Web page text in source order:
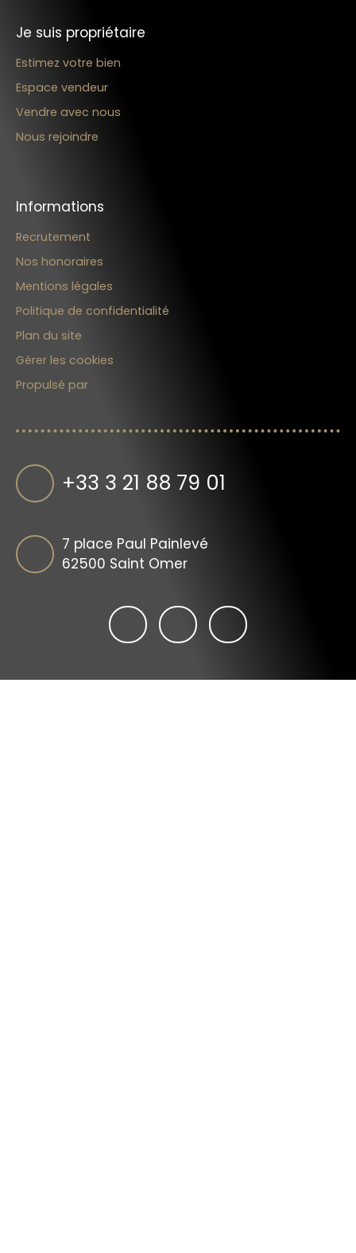
Je suis propriétaire
Estimez votre bien
Espace vendeur
Vendre avec nous
Nous rejoindre
Informations
Recrutement
Nos honoraires
Mentions légales
Politique de confidentialité
Plan du site
Gérer les cookies
Propulsé par
+33 3 21 88 79 01
7 place Paul Painlevé
62500 Saint Omer